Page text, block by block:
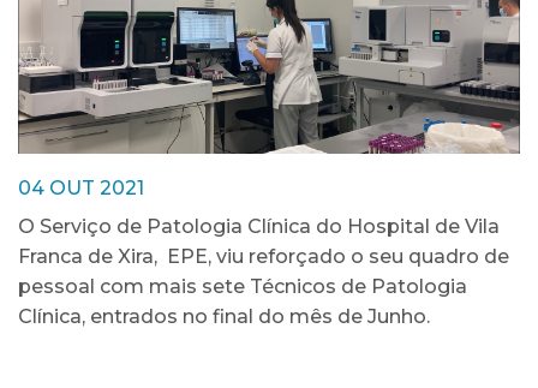
04 OUT 2021
O Serviço de Patologia Clínica do Hospital de Vila
Franca de Xira, EPE, viu reforçado o seu quadro de
pessoal com mais sete Técnicos de Patologia
Clínica, entrados no final do mês de Junho.